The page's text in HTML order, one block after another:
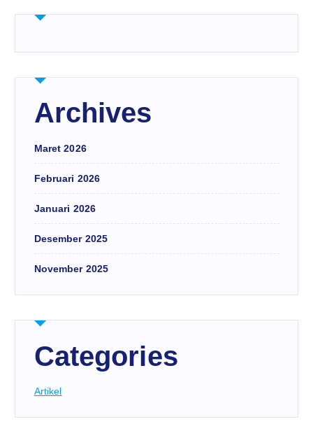
Archives
Maret 2026
Februari 2026
Januari 2026
Desember 2025
November 2025
Categories
Artikel